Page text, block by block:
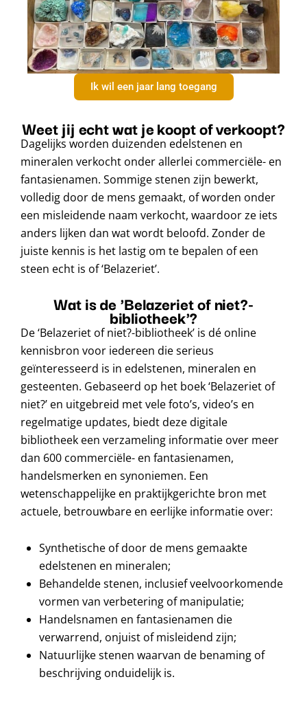
Ik wil een jaar lang toegang
Weet jij echt wat je koopt of verkoopt?
Dagelijks worden duizenden edelstenen en
mineralen verkocht onder allerlei commerciële- en
fantasienamen. Sommige stenen zijn bewerkt,
volledig door de mens gemaakt, of worden onder
een misleidende naam verkocht, waardoor ze iets
anders lijken dan wat wordt beloofd. Zonder de
juiste kennis is het lastig om te bepalen of een
steen echt is of ‘Belazeriet’.
Wat is de 'Belazeriet of niet?-
bibliotheek'?
De ‘Belazeriet of niet?-bibliotheek’ is dé online
kennisbron voor iedereen die serieus
geïnteresseerd is in edelstenen, mineralen en
gesteenten. Gebaseerd op het boek ‘Belazeriet of
niet?’ en uitgebreid met vele foto’s, video’s en
regelmatige updates, biedt deze digitale
bibliotheek een verzameling informatie over meer
dan 600 commerciële- en fantasienamen,
handelsmerken en synoniemen. Een
wetenschappelijke en praktijkgerichte bron met
actuele, betrouwbare en eerlijke informatie over:
Synthetische of door de mens gemaakte
edelstenen en mineralen;
Behandelde stenen, inclusief veelvoorkomende
vormen van verbetering of manipulatie;
Handelsnamen en fantasienamen die
verwarrend, onjuist of misleidend zijn;
Natuurlijke stenen waarvan de benaming of
beschrijving onduidelijk is.